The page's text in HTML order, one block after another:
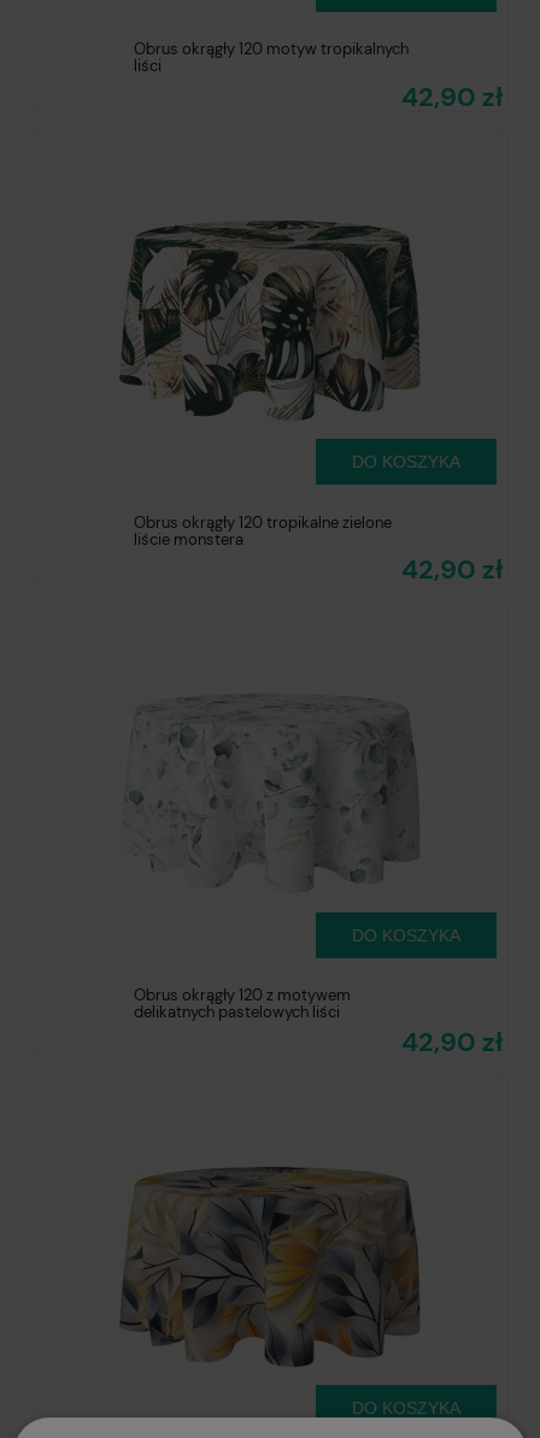
Obrus okrągły 120 motyw tropikalnych
liści
42,90 zł
Obrus okrągły 120 tropikalne zielone
liście monstera
42,90 zł
DO KOSZYKA
Obrus okrągły 120 z motywem
delikatnych pastelowych liści
42,90 zł
DO KOSZYKA
DO KOSZYKA